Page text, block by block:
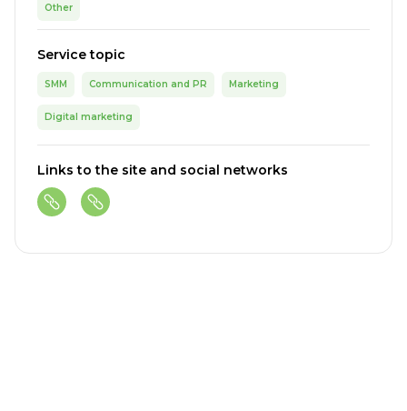
Other
Service topic
SMM Communication and PR Marketing
Digital marketing
Links to the site and social networks